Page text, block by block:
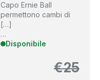
Capo Ernie Ball
permettono cambi di
[…]
…
Disponibile
€25